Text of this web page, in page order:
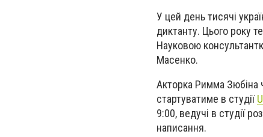
У цей день тисячі
диктанту. Цього року
Науковою
Масенко.
Акторка Римма Зюбіна
стартуватиме в студії
9:00, ведучі в студії
написання.